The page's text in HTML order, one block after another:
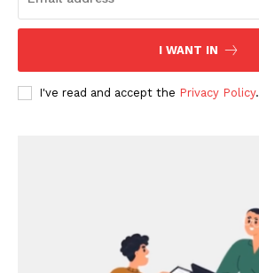
I WANT IN
I've read and accept the Privacy Policy.